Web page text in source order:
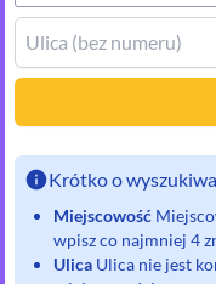
Krótko o
Miejscowość
wpisz co najmniej 4
Ulica Ulica nie jest